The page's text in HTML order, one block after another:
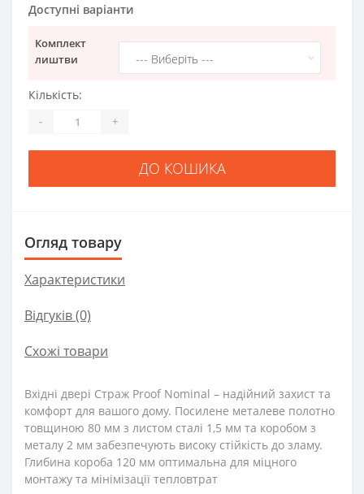
Доступні варіанти
Комплект
лиштви
Кількість:
- +
ДО КОШИКА
Огляд товару
Характеристики
Відгуків (0)
Схожі товари
Вхідні двері Страж Proof Nominal – надійний захист та
комфорт для вашого дому. Посилене металеве полотно
товщиною 80 мм з листом сталі 1,5 мм та коробом з
металу 2 мм забезпечують високу стійкість до зламу.
Глибина короба 120 мм оптимальна для міцного
монтажу та мінімізації тепловтрат